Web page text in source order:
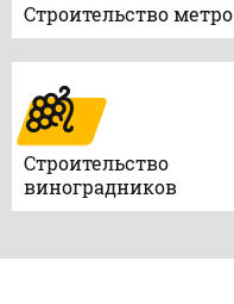
Строительство метро
Строительство
виноградников